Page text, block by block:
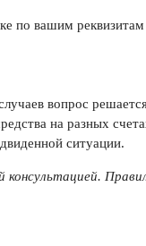
по вашим
вопрос
на разных
ситуации.